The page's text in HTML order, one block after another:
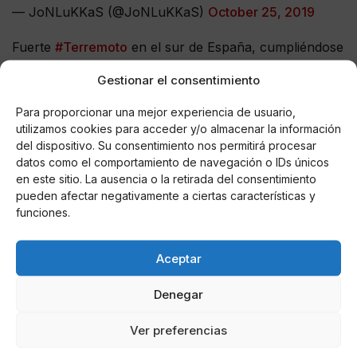
Gestionar el consentimiento
Para proporcionar una mejor experiencia de usuario,
utilizamos cookies para acceder y/o almacenar la información
del dispositivo. Su consentimiento nos permitirá procesar
datos como el comportamiento de navegación o IDs únicos
en este sitio. La ausencia o la retirada del consentimiento
pueden afectar negativamente a ciertas características y
funciones.
Aceptar
Denegar
Ver preferencias
— JoNLuKKaS (@JoNLuKKaS) October 25, 2019
Fuerte #Terremoto en el sur de España, cumpliéndose
el Valle de los Caídos. La gente empieza a abandonar
sus hogares presa del pánico. Las autoridades locales
piden calma. En vano.pic.twitter.com/waGdqeySsH
— Jesús Arroyo (@GenteQueLucha)
October 25, 2019
Pues yo he notado un temblor en Málaga capital :S
— guacamole del mercadona (@TaacoBurrito)
sur de España e Italia de magnitud 4,7 grados en la